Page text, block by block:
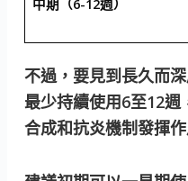
中期（6-12週）
不過，要見到長久而
最少持續使用6至12週
合成和抗炎機制發揮